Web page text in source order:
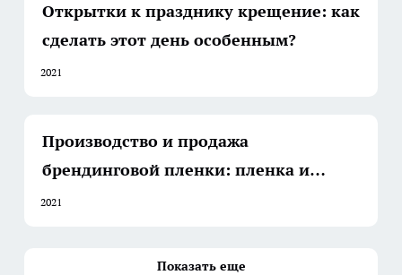
Открытки к празднику крещение: как
сделать этот день особенным?
2021
Производство и продажа
брендинговой пленки: пленка и
пакеты с печатью
2021
Показать еще